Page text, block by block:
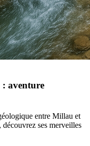
aventure
entre Millau et
ses merveilles